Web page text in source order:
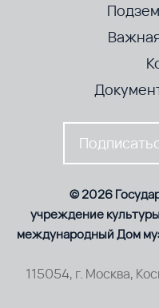
© 2026
учреждение
международный Дом
115054, г. Москва,